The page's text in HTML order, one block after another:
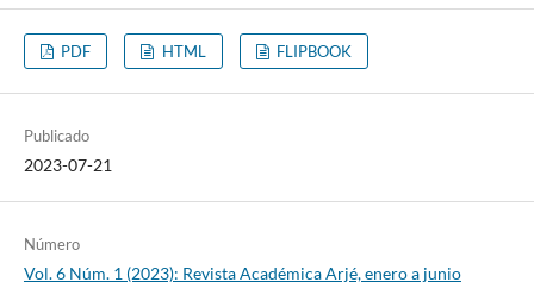
PDF HTML FLIPBOOK
Publicado
2023-07-21
Número
Vol. 6 Núm. 1 (2023): Revista Académica Arjé, enero a junio